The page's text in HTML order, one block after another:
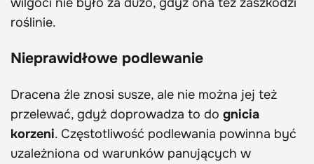
roślinie.
Nieprawidłowe podlewanie
Dracena źle znosi susze, ale nie można jej też
przelewać, gdyż doprowadza to do gnicia
korzeni. Częstotliwość podlewania powinna być
uzależniona od warunków panujących w